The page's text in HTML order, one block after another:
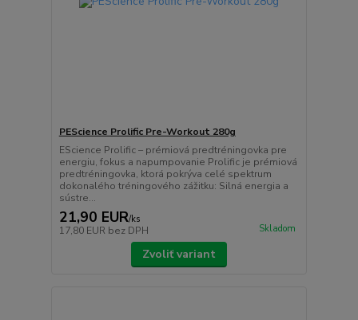
PEScience Prolific Pre-Workout 280g
EScience Prolific – prémiová predtréningovka pre
energiu, fokus a napumpovanie Prolific je prémiová
predtréningovka, ktorá pokrýva celé spektrum
dokonalého tréningového zážitku: Silná energia a
sústre...
21,90 EUR/ks
17,80 EUR bez DPH Skladom
Zvoliť variant